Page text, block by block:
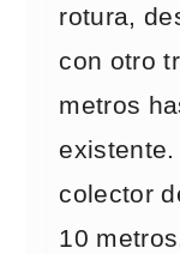
rotura,
con otro
metros
colector
10